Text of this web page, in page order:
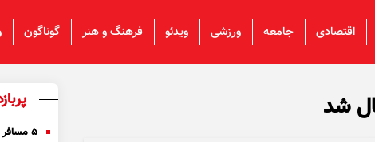
اقتصادی جامعه ورزشی ویدئو فرهنگ و هنر گوناگون
شد
۵